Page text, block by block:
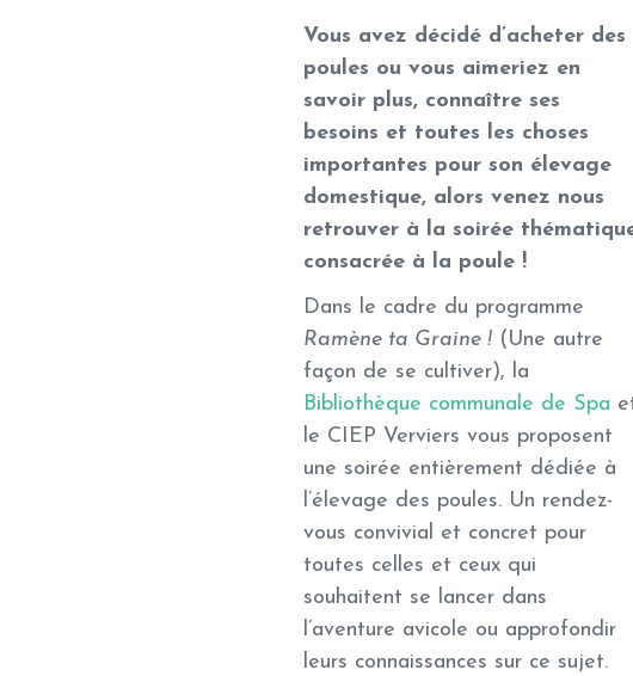
Vous avez décidé d’acheter des
poules ou vous aimeriez en
savoir plus, connaître ses
besoins et toutes les choses
importantes pour son élevage
domestique, alors venez nous
retrouver à la soirée
consacrée à la poule !
Dans le cadre du programme
Ramène ta Graine ! (Une autre
façon de se cultiver), la
Bibliothèque communale de Spa
le CIEP Verviers vous proposent
une soirée entièrement dédiée à
l’élevage des poules. Un rendez-
vous convivial et concret pour
toutes celles et ceux qui
souhaitent se lancer dans
l’aventure avicole ou approfondir
leurs connaissances sur ce sujet.